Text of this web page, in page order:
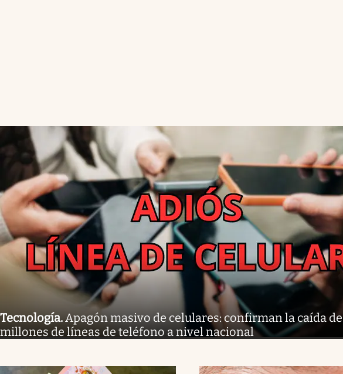
Tecnología.Apagón masivo de celulares: confirman la caída
millones de líneas de teléfono a nivel nacional